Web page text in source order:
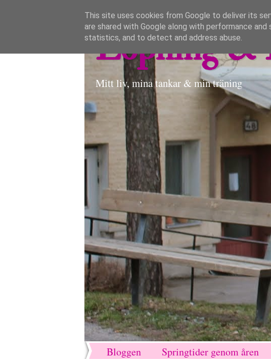
Löpning &
Mitt liv, mina tankar & min träning
Bloggen Springtider genom åren
This site uses cookies from Google to deliver its
are shared with Google along with performance
statistics, and to detect and address abuse.